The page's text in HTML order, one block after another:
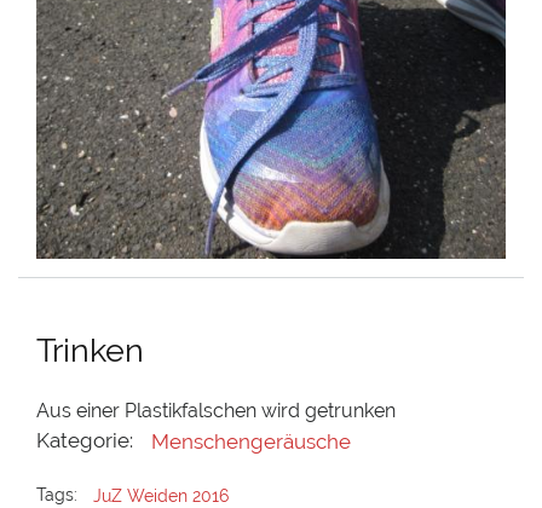
Trinken
Aus einer Plastikfalschen wird getrunken
Kategorie: Menschengeräusche
Tags: JuZ Weiden 2016